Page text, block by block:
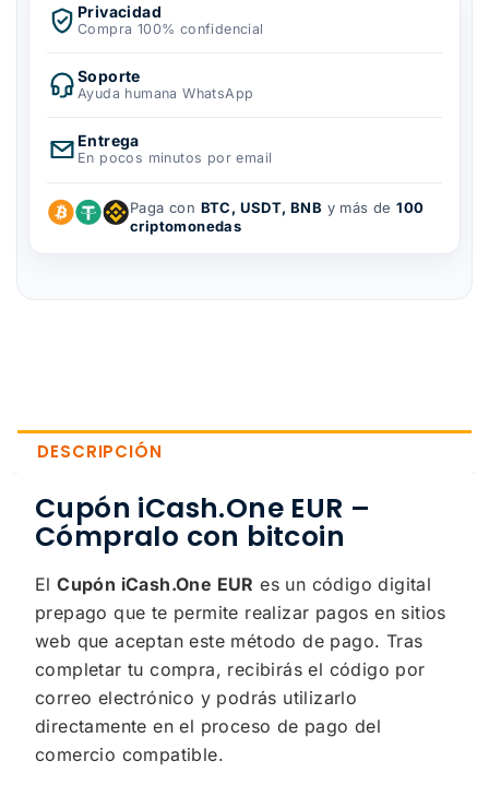
Privacidad
Compra 100% confidencial
Soporte
Ayuda humana WhatsApp
Entrega
En pocos minutos por email
Paga con BTC, USDT, BNB y más de100
criptomonedas
DESCRIPCIÓN
Cupón iCash.One EUR –
Cómpralo con bitcoin
ElCupón iCash.One EUR es un código digital
prepago que te permite realizar pagos en sitios
web que aceptan este método de pago. Tras
completar tu compra, recibirás el código por
correo electrónico y podrás utilizarlo
directamente en el proceso de pago del
comercio compatible.